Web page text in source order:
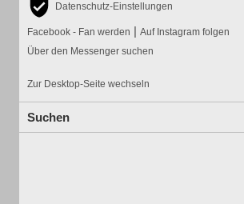
Datenschutz-Einstellungen
Facebook - Fan werden | Auf Instagram folgen
Über den Messenger suchen
Zur Desktop-Seite wechseln
Suchen